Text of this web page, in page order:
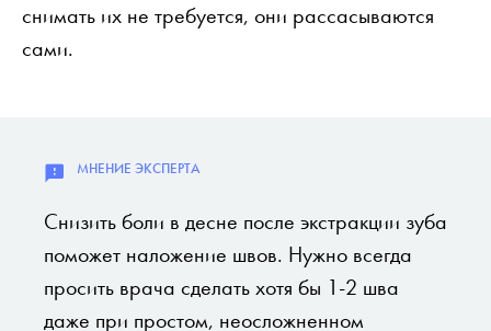
снимать их не требуется, они рассасываются
сами.
Снизить боли в десне после экстракции зуба
поможет наложение швов. Нужно всегда
просить врача сделать хотя бы 1-2 шва
даже при простом, неосложненном